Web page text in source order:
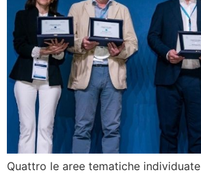
Quattro le aree tematiche individuate